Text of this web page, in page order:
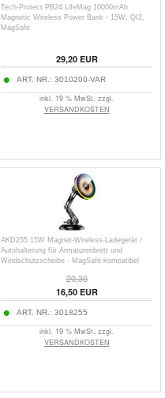
Tech-Protect PB24 LifeMag 10000mAh
Magnetic Wireless Power Bank - 15W, QI2,
MagSafe
29,20EUR
ART. NR.: 3010200-VAR
inkl. 19 % MwSt. zzgl.
VERSANDKOSTEN
AKD255 15W Magnet-Wireless-Ladegerät /
Autohalterung für Armaturenbrett und
Windschutzscheibe - MagSafe-kompatibel
20,30
16,50EUR
ART. NR.: 3018255
inkl. 19 % MwSt. zzgl.
VERSANDKOSTEN